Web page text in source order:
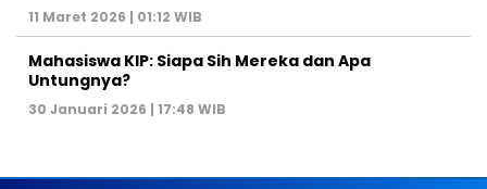
11 Maret 2026 | 01:12 WIB
Mahasiswa KIP: Siapa Sih Mereka dan Apa
Untungnya?
30 Januari 2026 | 17:48 WIB